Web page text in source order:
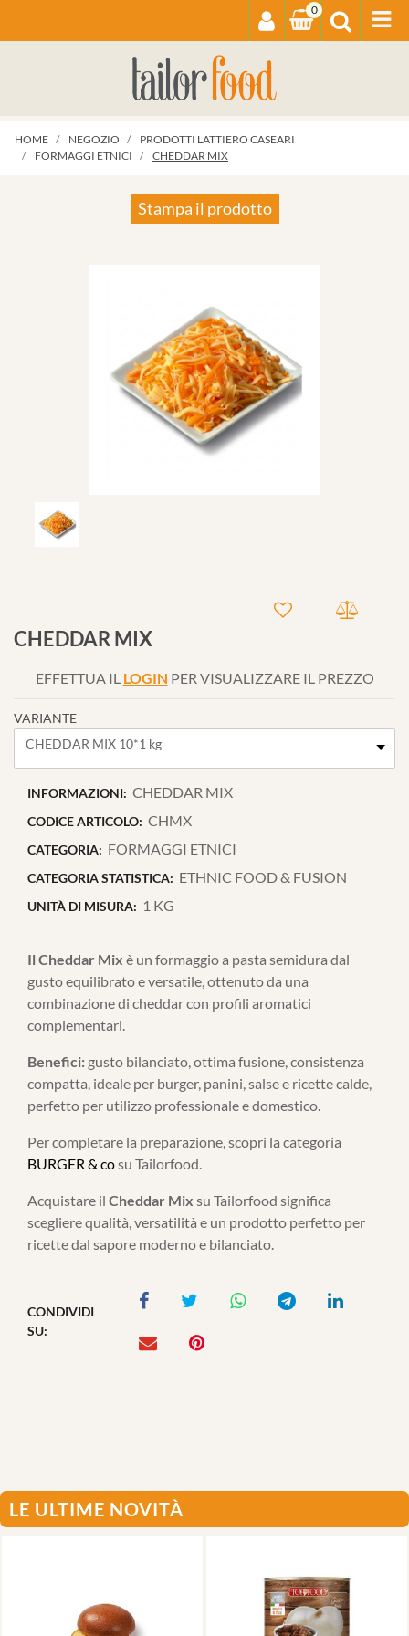
0
HOME NEGOZIO
PRODOTTI LATTIERO CASEARI
FORMAGGI ETNICI
CHEDDAR MIX
Stampa il prodotto
CHEDDAR MIX
EFFETTUA IL LOGIN PER VISUALIZZARE IL PREZZO
VARIANTE
CHEDDAR MIX 10*1 kg
INFORMAZIONI: CHEDDAR MIX
CODICE ARTICOLO: CHMX
CATEGORIA: FORMAGGI ETNICI
CATEGORIA STATISTICA: ETHNIC FOOD & FUSION
UNITÀ DI MISURA: 1 KG
Il Cheddar Mix è un formaggio a pasta semidura dal
gusto equilibrato e versatile, ottenuto da una
combinazione di cheddar con profili aromatici
complementari.
Benefici: gusto bilanciato, ottima fusione, consistenza
compatta, ideale per burger, panini, salse e ricette calde,
perfetto per utilizzo professionale e domestico.
Per completare la preparazione, scopri la categoria
BURGER & cosu Tailorfood.
Acquistare il Cheddar Mix su Tailorfood significa
scegliere qualità, versatilità e un prodotto perfetto per
ricette dal sapore moderno e bilanciato.
CONDIVIDI
SU:
LE ULTIME NOVITÀ